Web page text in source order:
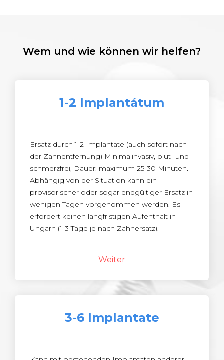
Wem und wie können wir helfen?
1-2 Implantátum
Ersatz durch 1-2 Implantate (auch sofort nach
der Zahnentfernung) Minimalinvasiv, blut- und
schmerzfrei, Dauer: maximum 25-30 Minuten.
Abhängig von der Situation kann ein
provisorischer oder sogar endgültiger Ersatz in
wenigen Tagen vorgenommen werden. Es
erfordert keinen langfristigen Aufenthalt in
Ungarn (1-3 Tage je nach Zahnersatz).
Weiter
3-6 Implantate